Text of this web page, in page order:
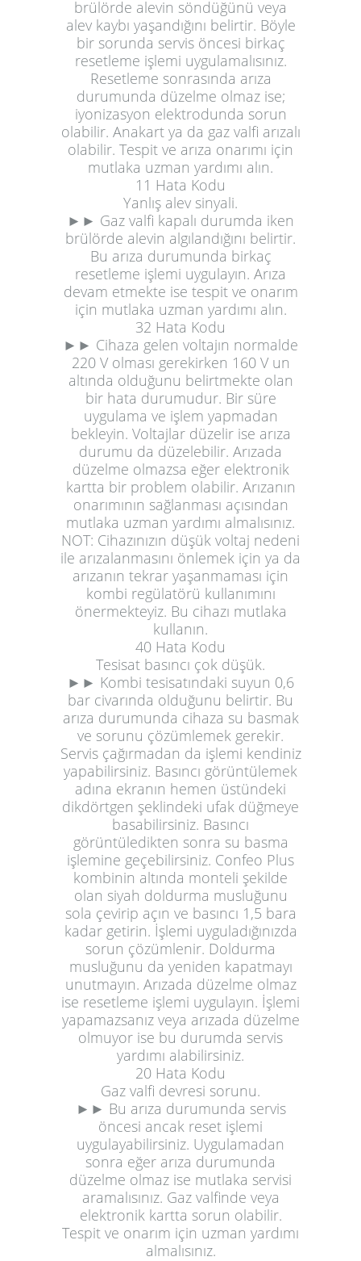
brülörde alevin söndüğünü veya
alev kaybı yaşandığını belirtir. Böyle
bir sorunda servis öncesi birkaç
resetleme işlemi uygulamalısınız.
Resetleme sonrasında arıza
durumunda düzelme olmaz ise;
iyonizasyon elektrodunda sorun
olabilir. Anakart ya da gaz valfi arızalı
olabilir. Tespit ve arıza onarımı için
mutlaka uzman yardımı alın.
11 Hata Kodu
Yanlış alev sinyali.
►► Gaz valfi kapalı durumda iken
brülörde alevin algılandığını belirtir.
Bu arıza durumunda birkaç
resetleme işlemi uygulayın. Arıza
devam etmekte ise tespit ve onarım
için mutlaka uzman yardımı alın.
32 Hata Kodu
►► Cihaza gelen voltajın normalde
220 V olması gerekirken 160 V un
altında olduğunu belirtmekte olan
bir hata durumudur. Bir süre
uygulama ve işlem yapmadan
bekleyin. Voltajlar düzelir ise arıza
durumu da düzelebilir. Arızada
düzelme olmazsa eğer elektronik
kartta bir problem olabilir. Arızanın
onarımının sağlanması açısından
mutlaka uzman yardımı almalısınız.
NOT: Cihazınızın düşük voltaj nedeni
ile arızalanmasını önlemek için ya da
arızanın tekrar yaşanmaması için
kombi regülatörü kullanımını
önermekteyiz. Bu cihazı mutlaka
kullanın.
40 Hata Kodu
Tesisat basıncı çok düşük.
►► Kombi tesisatındaki suyun 0,6
bar civarında olduğunu belirtir. Bu
arıza durumunda cihaza su basmak
ve sorunu çözümlemek gerekir.
Servis çağırmadan da işlemi kendiniz
yapabilirsiniz. Basıncı görüntülemek
adına ekranın hemen üstündeki
dikdörtgen şeklindeki ufak düğmeye
basabilirsiniz. Basıncı
görüntüledikten sonra su basma
işlemine geçebilirsiniz. Confeo Plus
kombinin altında monteli şekilde
olan siyah doldurma musluğunu
sola çevirip açın ve basıncı 1,5 bara
kadar getirin. İşlemi uyguladığınızda
sorun çözümlenir. Doldurma
musluğunu da yeniden kapatmayı
unutmayın. Arızada düzelme olmaz
ise resetleme işlemi uygulayın. İşlemi
yapamazsanız veya arızada düzelme
olmuyor ise bu durumda servis
yardımı alabilirsiniz.
20 Hata Kodu
Gaz valfi devresi sorunu.
►► Bu arıza durumunda servis
öncesi ancak reset işlemi
uygulayabilirsiniz. Uygulamadan
sonra eğer arıza durumunda
düzelme olmaz ise mutlaka servisi
aramalısınız. Gaz valfinde veya
elektronik kartta sorun olabilir.
Tespit ve onarım için uzman yardımı
almalısınız.